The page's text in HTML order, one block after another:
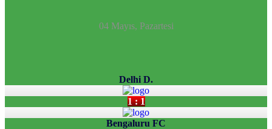
04 Mayıs, Pazartesi
Delhi D.
1 : 1
Bengaluru FC